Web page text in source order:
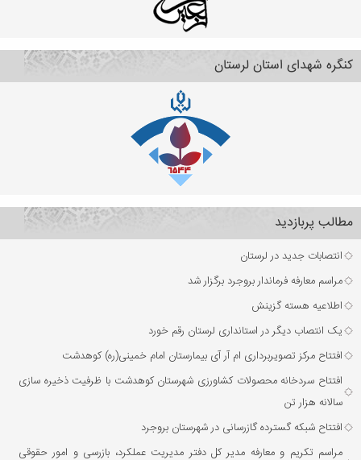
کنگره شهدای استان لرستان
مطالب پربازدید
انتصابات جدید در لرستان
مراسم معارفه فرماندار بروجرد برگزار شد
اطلاعیه هسته گزینش
یک انتصاب دیگر در استانداری لرستان رقم خورد
افتتاح مرکز تصویربرداری ام آر آی بیمارستان امام خمینی(ره) کوهدشت
افتتاح سردخانه محصولات کشاورزی شهرستان کوهدشت با ظرفیت ذخیره‌ سازی
سالانه هزار تن
افتتاح شبکه گسترده گازرسانی در شهرستان بروجرد
مراسم تکریم و معارفه مدیر کل دفتر مدیریت عملکرد، بازرسی و امور حقوقی